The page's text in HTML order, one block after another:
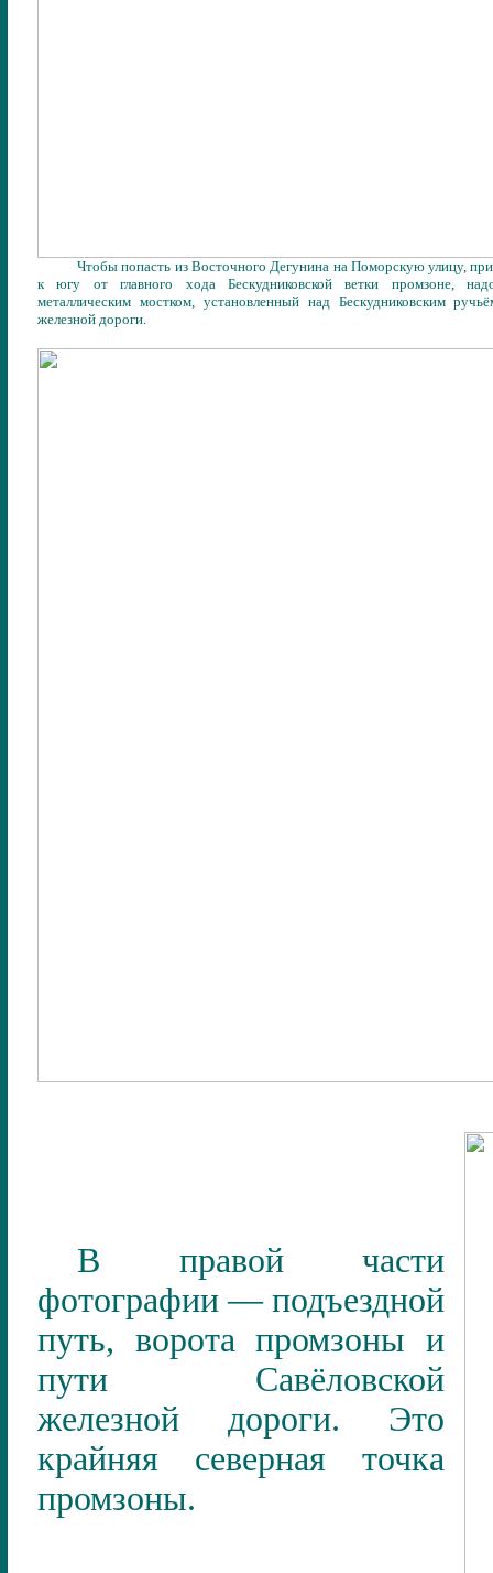
Чтобы попасть из Восточного Дегунина на Поморскую улицу,
к югу от главного хода Бескудниковской ветки промзоне,
металлическим мостком, установленный над Бескудниковским
железной дороги.
В правой части
фотографии — подъездной
путь, ворота промзоны и
пути Савёловской
железной дороги. Это
крайняя северная точка
промзоны.